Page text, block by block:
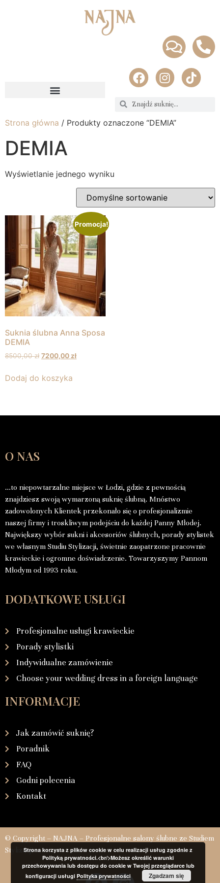
Strona główna / Produkty oznaczone “DEMIA”
DEMIA
Wyświetlanie jednego wyniku
Promocja!
Suknia ślubna Anna Sposa
DEMIA
8500,00zł 7200,00zł
Dodaj do koszyka
O NAS
…to niepowtarzalne miejsce w Łodzi, gdzie z pewnością
znajdziesz swoją wymarzoną suknię ślubną. Mnóstwo
zadowolonych Klientek przekonało się o profesjonalizmie
naszej firmy i troskliwym podejściu do każdej Panny Młodej.
Największy wybór sukni i akcesoriów ślubnych, porady stylistek
we własnym Studiu Stylizacji, świetnie zaopatrzone pracownie
krawieckie i ogromne doświadczenie. Towarzyszymy Pannom
Młodym od 1993 roku.
DODATKOWE USŁUGI
Profesjonalne usługi krawieckie
Porady stylistki
Indywidualne zamówienie
Choose your wedding dress in a foreign language
INFORMACJE
Jak zamówić suknię?
Poradnik
FAQ
Godni polecenia
Kontakt
© Copyright – NAJNA – Profesjonalne salony ślubne ze Studiem
StylizacjiStrona korzysta z plików cookie w celu realizacji usług zgodnie z
Polityką prywatności.<br/>Możesz określić warunki
przechowywania lub dostępu do cookie w Twojej przeglądarce lub
konfiguracji usługi Polityka prywatności Zgadzam się